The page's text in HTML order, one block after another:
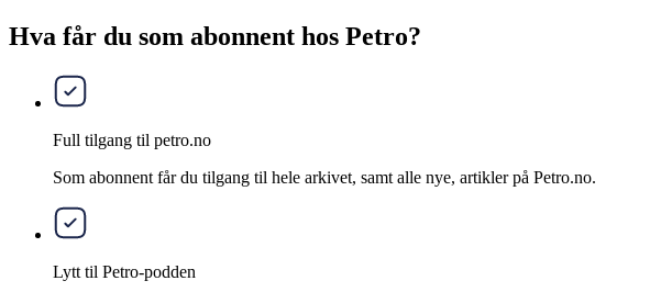
Hva får du som abonnent hos Petro?
Full tilgang til petro.no
Som abonnent får du tilgang til hele arkivet, samt alle nye, artikler på Petro.no.
Lytt til Petro-podden